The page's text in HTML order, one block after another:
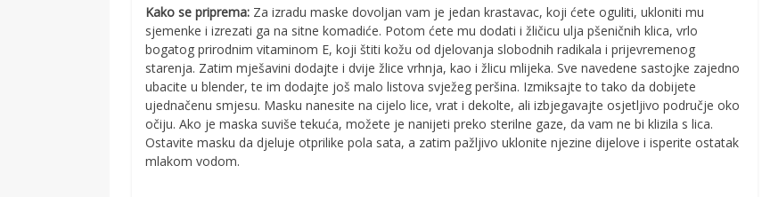
Kako se priprema: Za izradu maske dovoljan vam je jedan krastavac, koji ćete oguliti, ukloniti mu
sjemenke i izrezati ga na sitne komadiće. Potom ćete mu dodati i žličicu ulja pšeničnih klica, vrlo
bogatog prirodnim vitaminom E, koji štiti kožu od djelovanja slobodnih radikala i prijevremenog
starenja. Zatim mješavini dodajte i dvije žlice vrhnja, kao i žlicu mlijeka. Sve navedene sastojke zajedno
ubacite u blender, te im dodajte još malo listova svježeg peršina. Izmiksajte to tako da dobijete
ujednačenu smjesu. Masku nanesite na cijelo lice, vrat i dekolte, ali izbjegavajte osjetljivo područje oko
očiju. Ako je maska suviše tekuća, možete je nanijeti preko sterilne gaze, da vam ne bi klizila s lica.
Ostavite masku da djeluje otprilike pola sata, a zatim pažljivo uklonite njezine dijelove i isperite ostatak
mlakom vodom.